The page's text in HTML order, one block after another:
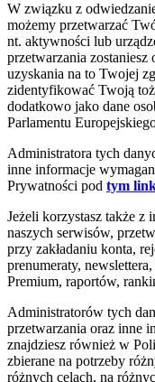
W związku z
możemy przetwarzać
nt. aktywności lub
przetwarzania
uzyskania na to Twojej
zidentyfikować Twoją
dodatkowo jako dane
Parlamentu
Administratora tych
inne informacje
Prywatności pod tym
Jeżeli korzystasz także z
naszych serwisów,
przy zakładaniu konta,
prenumeraty,
Premium, raportów,
Administratorów tych
przetwarzania oraz inne
znajdziesz również w
zbierane na potrzeby
różnych celach, na